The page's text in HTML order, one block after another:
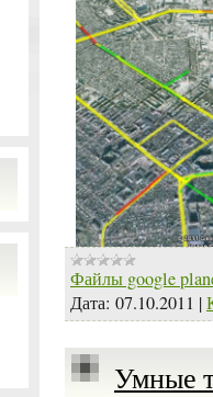
Файлы google
Дата: 07.10.2011 |
Умные